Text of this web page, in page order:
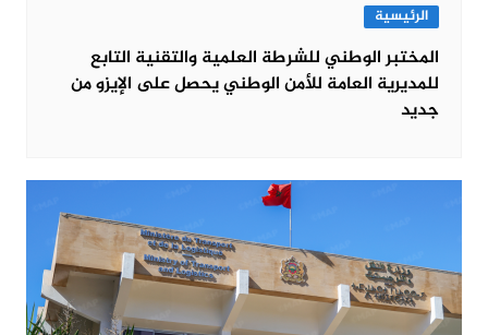
الرئيسية
المختبر الوطني للشرطة العلمية والتقنية التابع
للمديرية العامة للأمن الوطني يحصل على الإيزو من
جديد